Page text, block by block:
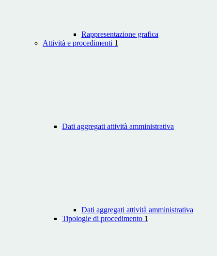
Rappresentazione grafica
Attività e procedimenti 1
Dati aggregati attività amministrativa
Dati aggregati attività amministrativa
Tipologie di procedimento 1